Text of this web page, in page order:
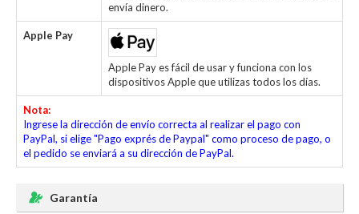
envía dinero.
Apple Pay
Apple Pay es fácil de usar y funciona con los
dispositivos Apple que utilizas todos los días.
Nota:
Ingrese la dirección de envío correcta al realizar el pago con
PayPal, si elige "Pago exprés de Paypal" como proceso de pago, o
el pedido se enviará a su dirección de PayPal.
Garantía